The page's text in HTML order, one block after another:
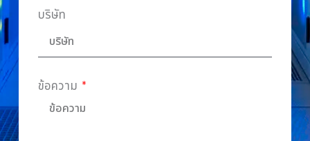
บริษัท
ข้อความ